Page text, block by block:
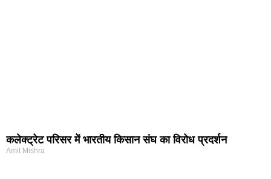
कलेक्ट्रेट परिसर में भारतीय किसान संघ का विरोध प्रदर्शन
Amit Mishra